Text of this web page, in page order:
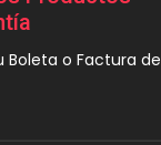
Boleta o Factura de